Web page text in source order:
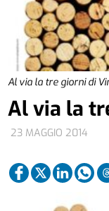
Al via la tre giorni di
23 MAGGIO 2014
Al via la